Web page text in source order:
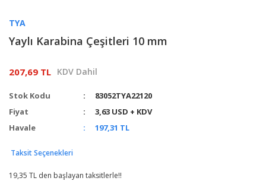
TYA
Yaylı Karabina Çeşitleri 10 mm
207,69 TL KDV Dahil
Stok Kodu
83052TYA22120
Fiyat
3,63 USD + KDV
Havale
197,31 TL
Taksit Seçenekleri
19,35 TL den başlayan taksitlerle!!